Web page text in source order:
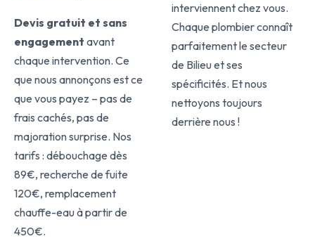
Devis gratuit et sans
engagement avant
chaque intervention. Ce
que nous annonçons est ce
que vous payez – pas de
frais cachés, pas de
majoration surprise. Nos
tarifs : débouchage dès
89€, recherche de fuite
120€, remplacement
chauffe-eau à partir de
450€.
interviennent chez vous.
Chaque plombier connaît
parfaitement le secteur
de Bilieu et ses
spécificités. Et nous
nettoyons toujours
derrière nous !